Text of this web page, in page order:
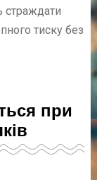
страждати
тиску без
при